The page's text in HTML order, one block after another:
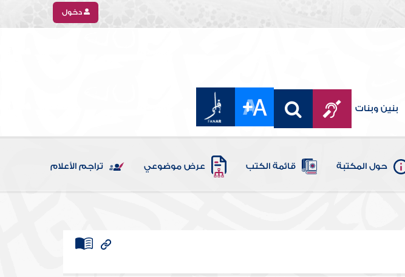
دخول
بنين وبنات
حول المكتبة قائمة الكتب عرض موضوعي تراجم الأعلام